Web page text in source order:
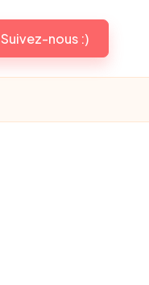
Suivez-nous :)